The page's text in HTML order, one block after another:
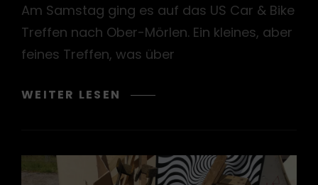
Am Samstag ging es auf das US Car & Bike
Treffen nach Ober-Mörlen. Ein kleines, aber
feines Treffen, was über
WEITER LESEN OBER-